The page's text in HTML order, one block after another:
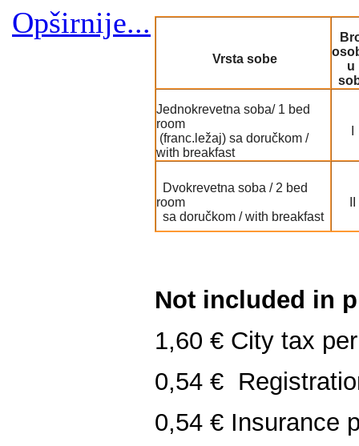
Opširnije...
Vrsta sobe
u
Jednokrevetna soba/ 1 bed
room
(franc.ležaj) sa doručkom /
with breakfast
Dvokrevetna soba / 2 bed
room
sa doručkom / with breakfast
Not included in
1,60 € City tax
0,54 €
0,54 € Insurance